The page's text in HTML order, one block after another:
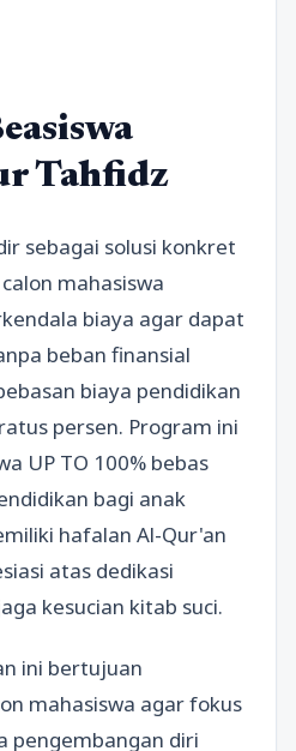
Tahfidz
sebagai solusi konkret
mahasiswa
biaya agar dapat
beban finansial
biaya pendidikan
persen. Program ini
UP TO 100% bebas
bagi anak
hafalan Al-Qur'an
atas dedikasi
kesucian kitab suci.
ini bertujuan
mahasiswa agar fokus
pengembangan diri